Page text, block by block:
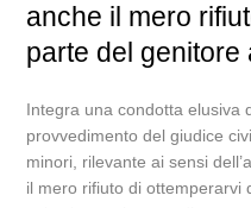
anche il mero
parte del genitore
Integra una condotta elusiva
provvedimento del giudice
minori, rilevante ai sensi
il mero rifiuto di ottemperarvi